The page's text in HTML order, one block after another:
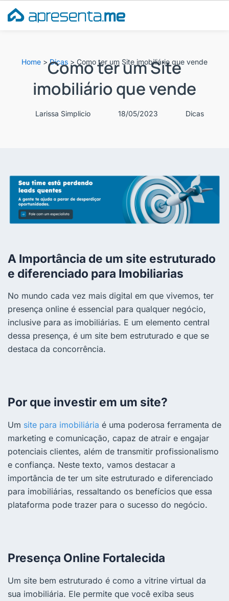
para
Home >Dicas > Como ter um Site imobiliário que vende
Como ter um Site
imobiliário que vende
Larissa Simplicio 18/05/2023 Dicas
A Importância de um site estruturado
e diferenciado para Imobiliarias
No mundo cada vez mais digital em que vivemos, ter
presença online é essencial para qualquer negócio,
inclusive para as imobiliárias. E um elemento central
dessa presença, é um site bem estruturado e que se
destaca da concorrência.
Por que investir em um site?
Um site para imobiliária é uma poderosa ferramenta de
marketing e comunicação, capaz de atrair e engajar
potenciais clientes, além de transmitir profissionalismo
e confiança. Neste texto, vamos destacar a
importância de ter um site estruturado e diferenciado
para imobiliárias, ressaltando os benefícios que essa
plataforma pode trazer para o sucesso do negócio.
Presença Online Fortalecida
Um site bem estruturado é como a vitrine virtual da
sua imobiliária. Ele permite que você exiba seus